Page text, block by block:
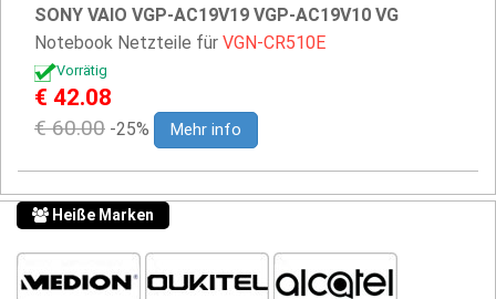
SONY VAIO VGP-AC19V19 VGP-AC19V10 VG
Notebook Netzteile für VGN-CR510E
Vorrätig
€ 42.08
€ 60.00 -25% Mehr info
Heiße Marken